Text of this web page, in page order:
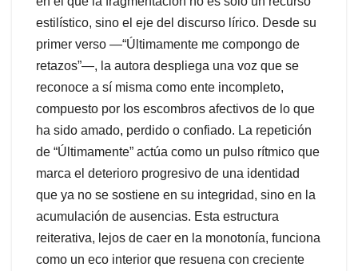
estilístico, sino el eje del discurso lírico. Desde su
primer verso —“Últimamente me compongo de
retazos”—, la autora despliega una voz que se
reconoce a sí misma como ente incompleto,
compuesto por los escombros afectivos de lo que
ha sido amado, perdido o confiado. La repetición
de “Últimamente” actúa como un pulso rítmico que
marca el deterioro progresivo de una identidad
que ya no se sostiene en su integridad, sino en la
acumulación de ausencias. Esta estructura
reiterativa, lejos de caer en la monotonía, funciona
como un eco interior que resuena con creciente